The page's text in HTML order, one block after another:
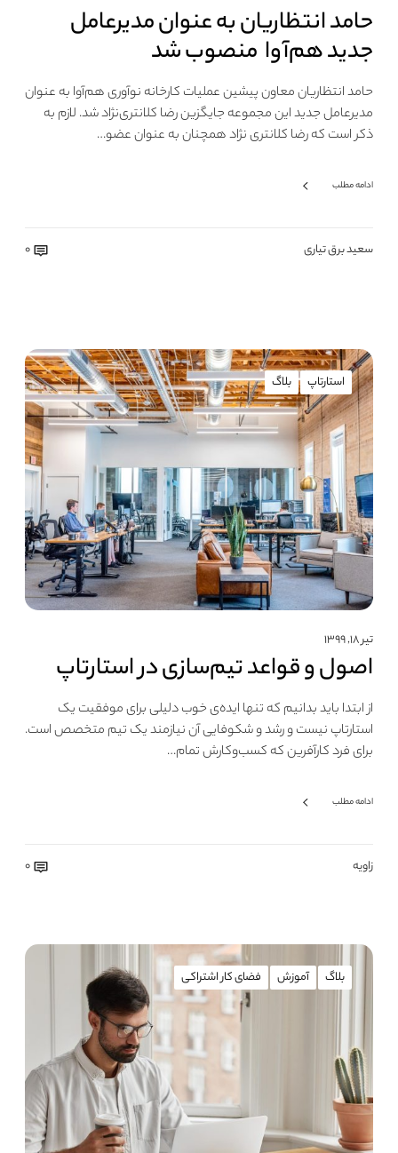
حامد انتظاریان به عنوان مدیرعامل
جدید هم‌آوا منصوب شد
حامد انتظاریان معاون پیشین عملیات کارخانه نوآوری هم‌آوا به عنوان
مدیرعامل جدید این مجموعه جایگزین رضا کلانتری‌نژاد شد. لازم به
ذکر است که رضا کلانتری نژاد همچنان به عنوان عضو…
ادامه مطلب
سعید برق تیاری 0
استارتاپ بلاگ
تیر ۱۸, ۱۳۹۹
اصول و قواعد تیم‎‌‎سازی در استارتاپ
از ابتدا باید بدانیم که تنها ایده‌ی خوب دلیلی برای موفقیت یک
استارتاپ نیست و رشد و شکوفایی آن نیازمند یک تیم متخصص است.
برای فرد کارآفرین که کسب‌وکارش تمام…
ادامه مطلب
زاویه 0
بلاگ آموزش فضای کار اشتراکی